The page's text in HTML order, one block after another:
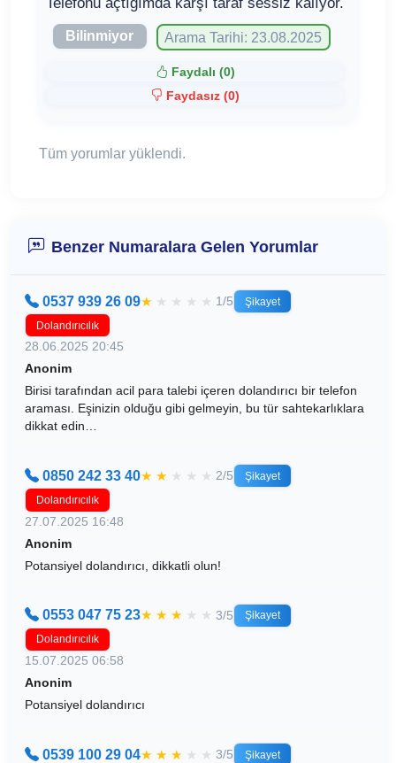
Bilinmiyor Arama Tarihi: 23.08.2025
Faydalı (0)
Faydasız (0)
Tüm yorumlar yüklendi.
Benzer Numaralara Gelen Yorumlar
0537 939 26 09★ ★ ★ ★ ★ 1/5
Şikayet
Dolandırıcılık
28.06.2025 20:45
Anonim
Birisi tarafından acil para talebi içeren dolandırıcı bir telefon
araması. Eşinizin olduğu gibi gelmeyin, bu tür sahtekarlıklara
dikkat edin…
0850 242 33 40★ ★ ★ ★ ★ 2/5
Şikayet
Dolandırıcılık
27.07.2025 16:48
Anonim
Potansiyel dolandırıcı, dikkatli olun!
0553 047 75 23★ ★ ★ ★ ★ 3/5
Şikayet
Dolandırıcılık
15.07.2025 06:58
Anonim
Potansiyel dolandırıcı
0539 100 29 04★ ★ ★ ★ ★ 3/5
Şikayet